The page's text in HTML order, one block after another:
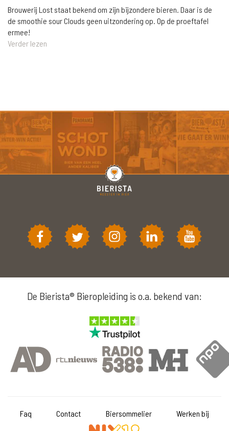
Brouwerij Lost staat bekend om zijn bijzondere bieren. Daar is de
de smoothie sour Clouds geen uitzondering op. Op de proeftafel
ermee!
Verder lezen
De Bierista® Bieropleiding is o.a. bekend van:
Faq Contact Biersommelier Werken bij